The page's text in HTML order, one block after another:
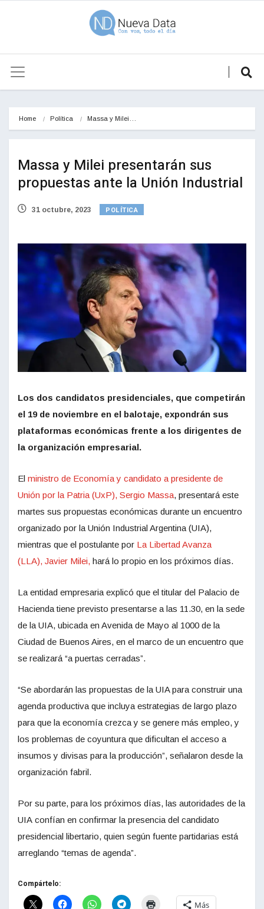
Home Política Massa y Milei…
Massa y Milei presentarán sus
propuestas ante la Unión Industrial
31 octubre, 2023 POLÍTICA
Los dos candidatos presidenciales, que competirán
el 19 de noviembre en el balotaje, expondrán sus
plataformas económicas frente a los dirigentes de
la organización empresarial.
El ministro de Economía y candidato a presidente de
Unión por la Patria (UxP), Sergio Massa, presentará este
martes sus propuestas económicas durante un encuentro
organizado por la Unión Industrial Argentina (UIA),
mientras que el postulante por La Libertad Avanza
(LLA), Javier Milei, hará lo propio en los próximos días.
La entidad empresaria explicó que el titular del Palacio de
Hacienda tiene previsto presentarse a las 11.30, en la sede
de la UIA, ubicada en Avenida de Mayo al 1000 de la
Ciudad de Buenos Aires, en el marco de un encuentro que
se realizará “a puertas cerradas”.
“Se abordarán las propuestas de la UIA para construir una
agenda productiva que incluya estrategias de largo plazo
para que la economía crezca y se genere más empleo, y
los problemas de coyuntura que dificultan el acceso a
insumos y divisas para la producción”, señalaron desde la
organización fabril.
Por su parte, para los próximos días, las autoridades de la
UIA confían en confirmar la presencia del candidato
presidencial libertario, quien según fuente partidarias está
arreglando “temas de agenda”.
Compártelo:
Más